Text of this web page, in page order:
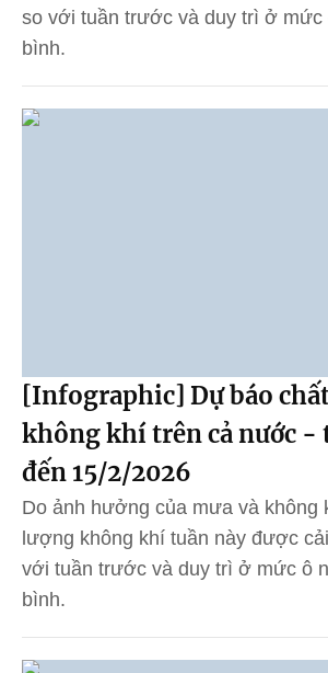
so với tuần trước và duy trì ở mức
bình.
[Infographic] Dự báo
không khí trên cả nước -
đến 15/2/2026
Do ảnh hưởng của mưa và không
lượng không khí tuần này được
với tuần trước và duy trì ở mức ô
bình.